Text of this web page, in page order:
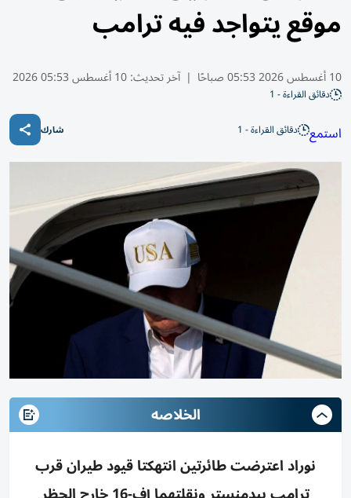
موقع يتواجد فيه ترامب
10 أغسطس 2026 05:53 صباحًا | آخر تحديث:10 أغسطس 05:53 2026
دقائق القراءة - 1
استمع دقائق القراءة - 1 شارك
الخلاصه
نوراد اعترضت طائرتين انتهكتا قيود طيران قرب